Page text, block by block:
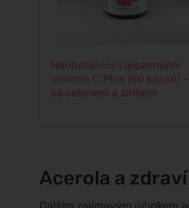
Neobotanics Lipozomální
vitamin C Plus (60 kapslí) -
se selenem a zinkem
Acerola a
Dalším zajímavým účinkem